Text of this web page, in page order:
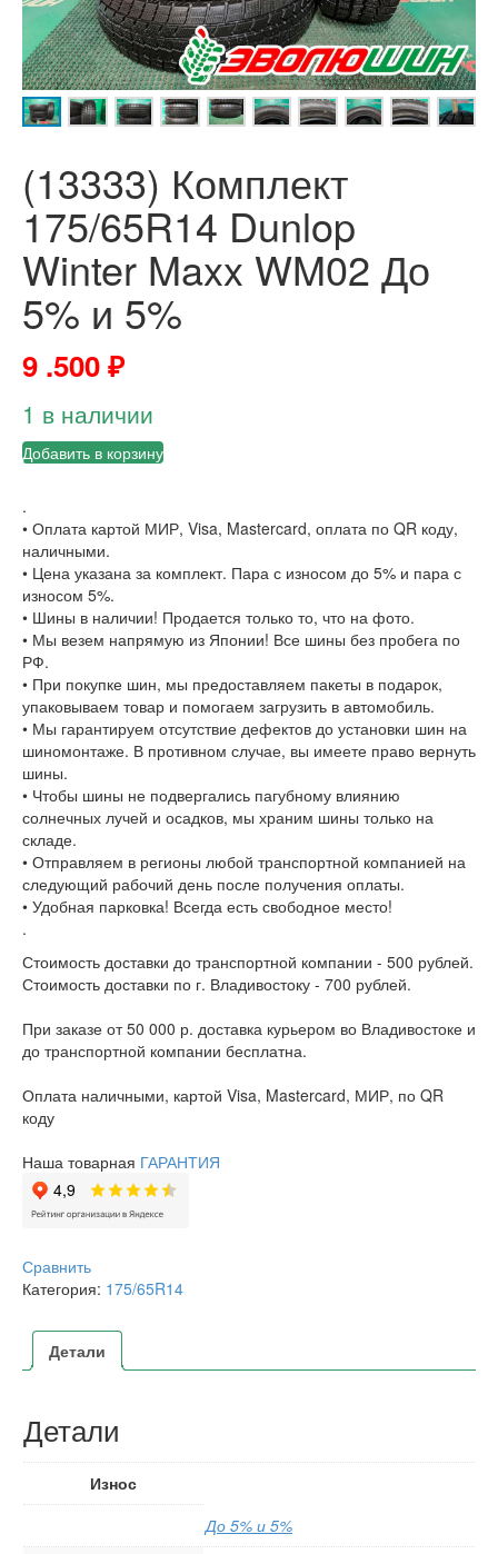
(13333) Комплект
175/65R14 Dunlop
Winter Maxx WM02 До
5% и 5%
9 .500₽
1 в наличии
Добавить в корзину
.
• Оплата картой МИР, Visa, Mastercard, оплата по QR коду,
наличными.
• Цена указана за комплект. Пара с износом до 5% и пара с
износом 5%.
• Шины в наличии! Продается только то, что на фото.
• Мы везем напрямую из Японии! Все шины без пробега по
РФ.
• При покупке шин, мы предоставляем пакеты в подарок,
упаковываем товар и помогаем загрузить в автомобиль.
• Мы гарантируем отсутствие дефектов до установки шин на
шиномонтаже. В противном случае, вы имеете право вернуть
шины.
• Чтобы шины не подвергались пагубному влиянию
солнечных лучей и осадков, мы храним шины только на
складе.
• Отправляем в регионы любой транспортной компанией на
следующий рабочий день после получения оплаты.
• Удобная парковка! Всегда есть свободное место!
.
Стоимость доставки до транспортной компании - 500 рублей.
Стоимость доставки по г. Владивостоку - 700 рублей.
При заказе от 50 000 р. доставка курьером во Владивостоке и
до транспортной компании бесплатна.
Оплата наличными, картой Visa, Mastercard, МИР, по QR
коду
Наша товарная ГАРАНТИЯ
Сравнить
Категория: 175/65R14
Детали
Детали
Износ
До 5% и 5%